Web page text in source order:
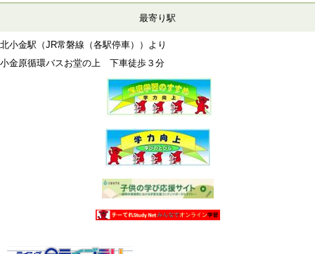
最寄り駅
北小金駅（JR常磐線（各駅停車））より
小金原循環バスお堂の上 下車徒歩３分